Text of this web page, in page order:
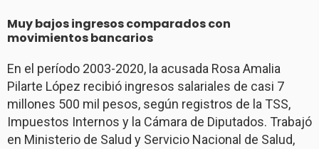
Muy bajos ingresos comparados con
movimientos bancarios
En el período 2003-2020, la acusada Rosa Amalia
Pilarte López recibió ingresos salariales de casi 7
millones 500 mil pesos, según registros de la TSS,
Impuestos Internos y la Cámara de Diputados. Trabajó
en Ministerio de Salud y Servicio Nacional de Salud,